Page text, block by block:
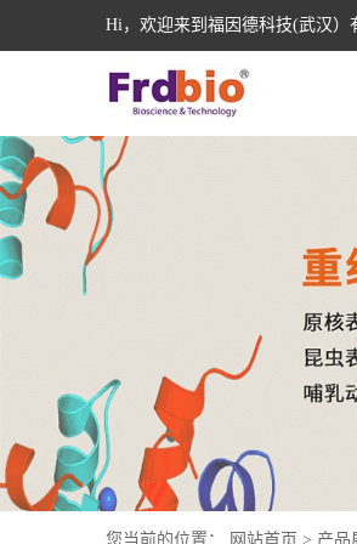
Hi，欢迎来到福因德科技(武汉）
您当前的位置： 网站首页 > 产品